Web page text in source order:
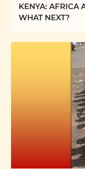
KENYA: AFRICA
WHAT NEXT?